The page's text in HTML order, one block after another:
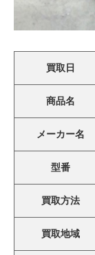
買取日
商品名
メーカー名
型番
買取方法
買取地域